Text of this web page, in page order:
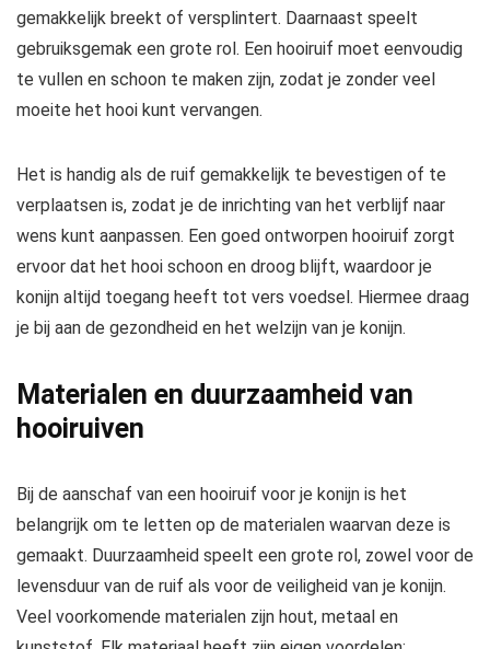
gemakkelijk breekt of versplintert. Daarnaast speelt
gebruiksgemak een grote rol. Een hooiruif moet eenvoudig
te vullen en schoon te maken zijn, zodat je zonder veel
moeite het hooi kunt vervangen.
Het is handig als de ruif gemakkelijk te bevestigen of te
verplaatsen is, zodat je de inrichting van het verblijf naar
wens kunt aanpassen. Een goed ontworpen hooiruif zorgt
ervoor dat het hooi schoon en droog blijft, waardoor je
konijn altijd toegang heeft tot vers voedsel. Hiermee draag
je bij aan de gezondheid en het welzijn van je konijn.
Materialen en duurzaamheid van
hooiruiven
Bij de aanschaf van een hooiruif voor je konijn is het
belangrijk om te letten op de materialen waarvan deze is
gemaakt. Duurzaamheid speelt een grote rol, zowel voor de
levensduur van de ruif als voor de veiligheid van je konijn.
Veel voorkomende materialen zijn hout, metaal en